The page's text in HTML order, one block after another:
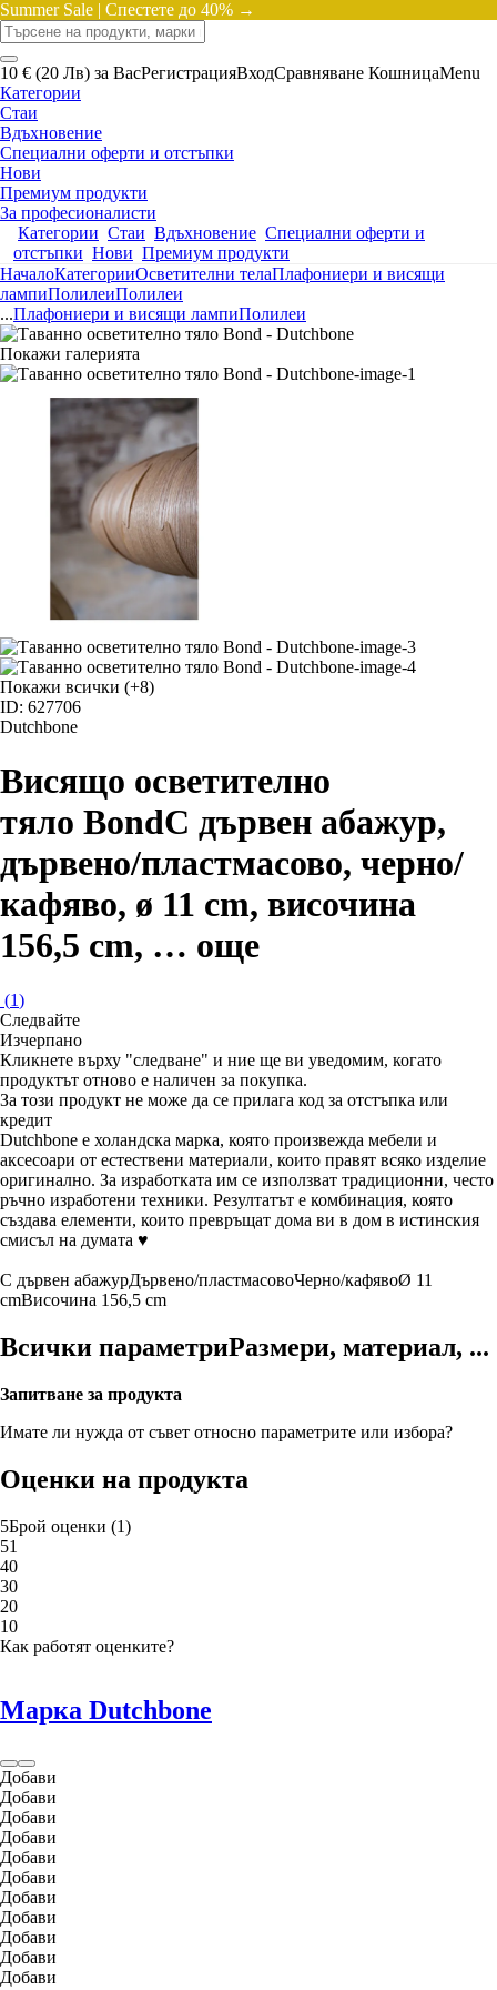
Summer Sale | Спестете до 40% →
10 € (20 Лв) за ВасРегистрацияВходСравняване КошницаMenu
Категории
Стаи
Вдъхновение
Специални оферти и отстъпки
Нови
Премиум продукти
За професионалисти
Категории Стаи Вдъхновение Специални оферти и
отстъпки Нови Премиум продукти
НачалоКатегорииОсветителни телаПлафониери и висящи
лампиПолилеиПолилеи
...Плафониери и висящи лампиПолилеи
Покажи галерията
Покажи всички (+8)
ID: 627706
Dutchbone
Висящо осветително
тяло BondС дървен абажур,
дървено/пластмасово, черно/
кафяво, ø 11 cm, височина
156,5 cm, … още
(1)
Следвайте
Изчерпанo
Кликнете върху "следване" и ние ще ви уведомим, когато
продуктът отново е наличен за покупка.
За този продукт не може да се прилага код за отстъпка или
кредит
Dutchbone е холандска марка, която произвежда мебели и
аксесоари от естествени материали, които правят всяко изделие
оригинално. За изработката им се използват традиционни, често
ръчно изработени техники. Резултатът е комбинация, която
създава елементи, които превръщат дома ви в дом в истинския
смисъл на думата ♥
С дървен абажурДървено/пластмасовоЧерно/кафявоØ 11
cmВисочина 156,5 cm
Всички параметриРазмери, материал, ...
Запитване за продукта
Имате ли нужда от съвет относно параметрите или избора?
Оценки на продукта
5Брой оценки (1)
51
40
30
20
10
Как работят оценките?
Марка Dutchbone
Добави
Добави
Добави
Добави
Добави
Добави
Добави
Добави
Добави
Добави
Добави